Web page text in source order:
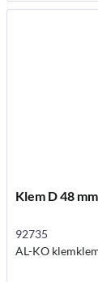
Klem D 48 mm
92735
AL-KO